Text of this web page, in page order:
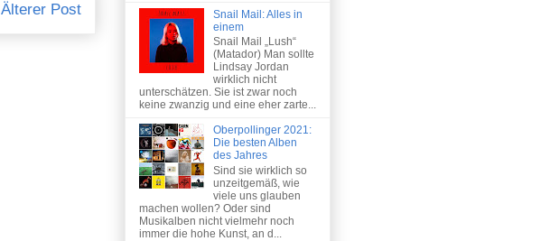
Älterer Post
Snail Mail: Alles in
einem
Snail Mail „Lush“
(Matador) Man sollte
Lindsay Jordan
wirklich nicht
unterschätzen. Sie ist zwar noch
keine zwanzig und eine eher zarte...
Oberpollinger 2021:
Die besten Alben
des Jahres
Sind sie wirklich so
unzeitgemäß, wie
viele uns glauben
machen wollen? Oder sind
Musikalben nicht vielmehr noch
immer die hohe Kunst, an d...